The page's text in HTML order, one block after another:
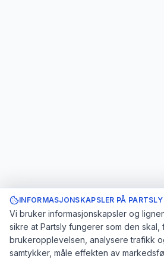
INFORMASJONSKAPSLER PÅ PARTSLY
Vi bruker informasjonskapsler og
sikre at Partsly fungerer som den skal,
brukeropplevelsen, analysere trafikk
samtykker, måle effekten av